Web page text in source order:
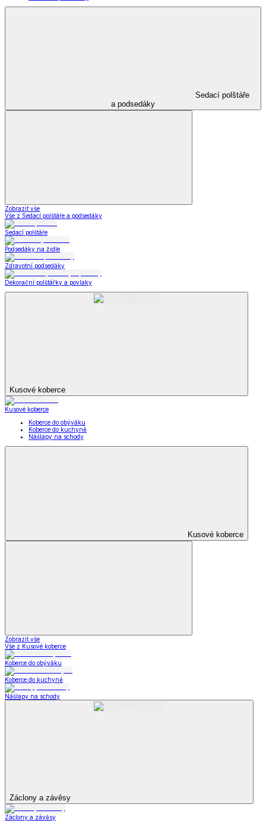
Sedací polštáře
a podsedáky
Zobrazit vše
Vše z Sedací polštáře a podsedáky
Sedací polštáře
Podsedáky na židle
Zdravotní podsedáky
Dekorační polštářky a povlaky
Kusové koberce
Kusové koberce
Koberce do obýváku
Koberce do kuchyně
Nášlapy na schody
Kusové koberce
Zobrazit vše
Vše z Kusové koberce
Koberce do obýváku
Koberce do kuchyně
Nášlapy na schody
Záclony a závěsy
Záclony a závěsy